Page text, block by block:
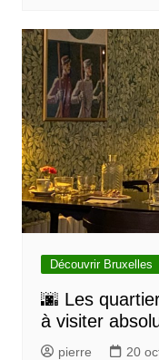
Découvrir Bruxelles
🌆 Les
à visiter
pierre 20